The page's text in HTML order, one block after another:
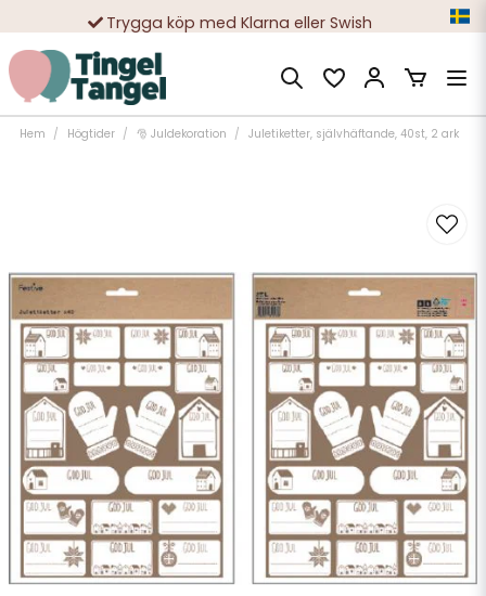
Trygga köp med Klarna eller Swish
10 000-tals nöjda kunder
Hem Högtider 🎅 Juldekoration Juletiketter, självhäftande, 40st, 2 ark